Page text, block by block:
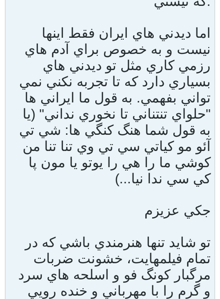
اما ديدني هاي ايران فقط اينها
نيست و به خصوص براي آدم هاي
رزمي كاري مثل تو ديدني هاي
بسياري دارد كه تا تجربه نكني نمي
تواني بفهمي. به قول ما ايراني ها
"حلواي تنتناني تا نخوري نداني" (يا
به قول شما هنگ كنگي ها: شي تي
آئو مو كياتي سي تي وي تنا تنا من
كوشي ما را هي را يوتو يا مون پا
كي سي ندا نيا...)
جكي عزيزم
تو شايد تنها هنرمندي باشي كه در
تمام فيلمهايت، خشونت ضربات
مرگبار كونگ فو و اسلحه هاي سرد
و گرم را با مهرباني و خنده رويي